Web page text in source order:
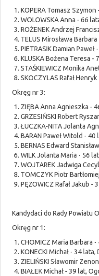
KOPERA Tomasz
WOLOWSKA Anna - 66
ROŻENEK Andrzej
TELUS Mirosława
PIETRASIK Damian
KLUSKA Bożena Teresa -
STAŚKIEWICZ Monika
SKOCZYLAS Rafał
Okręg nr 3:
ZIĘBA Anna Agnieszka -
GRZESIŃSKI Robert
ŁUCZKA-NITA Jolanta
BARAN Paweł Witold -
BERNAS Edward
WILK Jolanta Maria - 56
WOJTAREK Jadwiga
TOMCZYK Piotr
PĘZOWICZ Rafał Jakub -
Kandydaci do Rady Powiatu
Okręg nr 1:
CHOMICZ Maria Barbara
KONECKI Michał - 34 lata,
ZIELIŃSKI Sławomir
BIAŁEK Michał - 39 lat,